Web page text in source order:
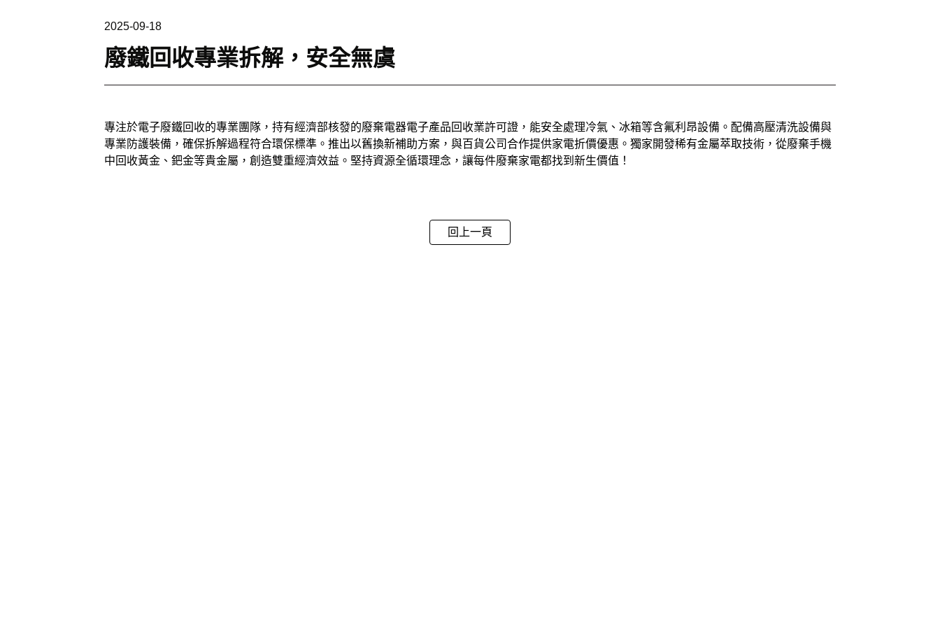
2025-09-18
廢鐵回收專業拆解，安全無虞
專注於電子廢鐵回收的專業團隊，持有經濟部核發的廢棄電器電子產品回收業許可證，能安全處理冷氣、冰箱等含氟利昂設備。配備高壓清洗設備與
專業防護裝備，確保拆解過程符合環保標準。推出以舊換新補助方案，與百貨公司合作提供家電折價優惠。獨家開發稀有金屬萃取技術，從廢棄手機
中回收黃金、鈀金等貴金屬，創造雙重經濟效益。堅持資源全循環理念，讓每件廢棄家電都找到新生價值！
回上一頁